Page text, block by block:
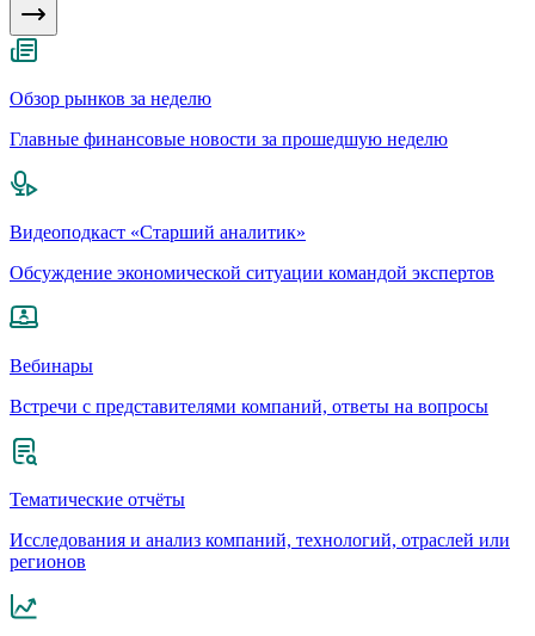
Обзор рынков за неделю
Главные финансовые новости за прошедшую неделю
Видеоподкаст «Старший аналитик»
Обсуждение экономической ситуации командой экспертов
Вебинары
Встречи с представителями компаний, ответы на вопросы
Тематические отчёты
Исследования и анализ компаний, технологий, отраслей или
регионов